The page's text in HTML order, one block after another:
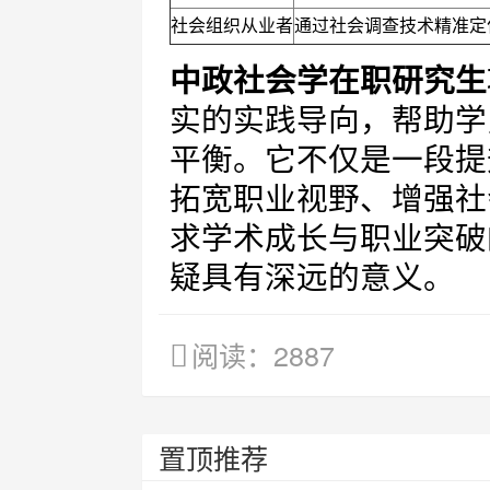
社会组织从业者通过社会调查技术精准
中政社会学在职研究生
实的实践导向，帮助
平衡。它不仅是一段
拓宽职业视野、增强
求学术成长与职业突
疑具有深远的意义。
阅读：2887
置顶推荐